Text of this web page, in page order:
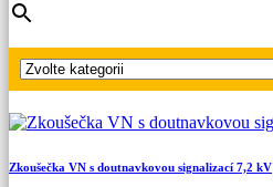
Zkoušečka VN s doutnavkovou signalizací 7,2 kV